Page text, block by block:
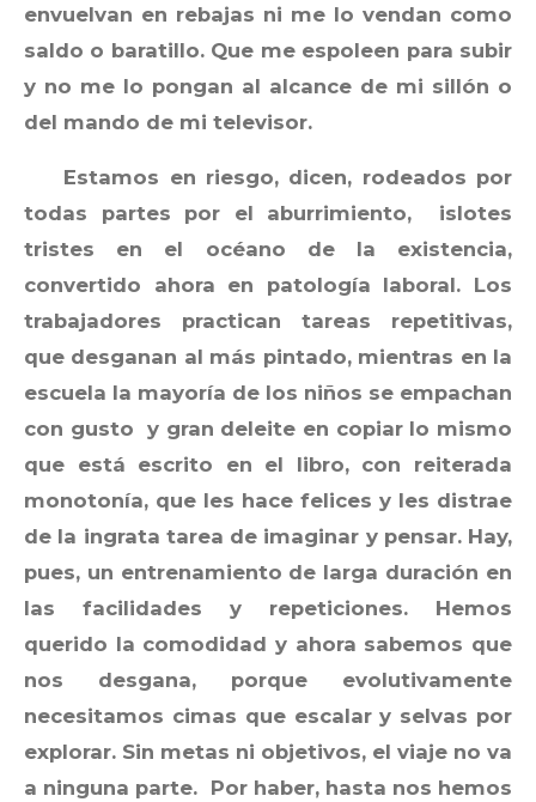
envuelvan en rebajas ni me lo vendan como
saldo o baratillo. Que me espoleen para subir
y no me lo pongan al alcance de mi sillón o
del mando de mi televisor.
Estamos en riesgo, dicen, rodeados por
todas partes por el aburrimiento, islotes
tristes en el océano de la existencia,
convertido ahora en patología laboral. Los
trabajadores practican tareas repetitivas,
que desganan al más pintado, mientras en la
escuela la mayoría de los niños se empachan
con gusto y gran deleite en copiar lo mismo
que está escrito en el libro, con reiterada
monotonía, que les hace felices y les distrae
de la ingrata tarea de imaginar y pensar. Hay,
pues, un entrenamiento de larga duración en
las facilidades y repeticiones. Hemos
querido la comodidad y ahora sabemos que
nos desgana, porque evolutivamente
necesitamos cimas que escalar y selvas por
explorar. Sin metas ni objetivos, el viaje no va
a ninguna parte. Por haber, hasta nos hemos